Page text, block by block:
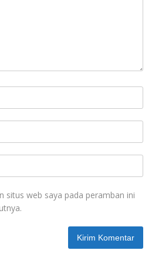
situs web saya pada peramban ini